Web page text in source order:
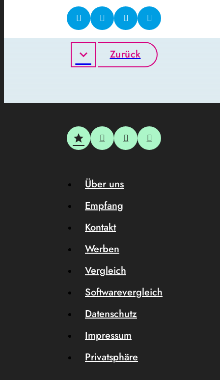
Zurück
Über uns
Empfang
Kontakt
Werben
Vergleich
Softwarevergleich
Datenschutz
Impressum
Privatsphäre